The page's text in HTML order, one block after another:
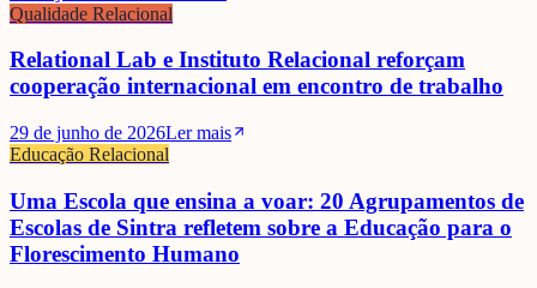
Qualidade Relacional
Relational Lab e Instituto Relacional reforçam
cooperação internacional em encontro de trabalho
29 de junho de 2026Ler mais
Educação Relacional
Uma Escola que ensina a voar: 20 Agrupamentos de
Escolas de Sintra refletem sobre a Educação para o
Florescimento Humano